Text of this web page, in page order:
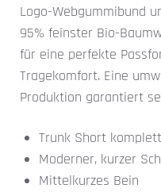
Logo-Webgummibund
95% feinster Bio-
für eine perfekte
Tragekomfort. Eine
Produktion garantiert
Trunk Short
Moderner, kurzer
Mittelkurzes Bein